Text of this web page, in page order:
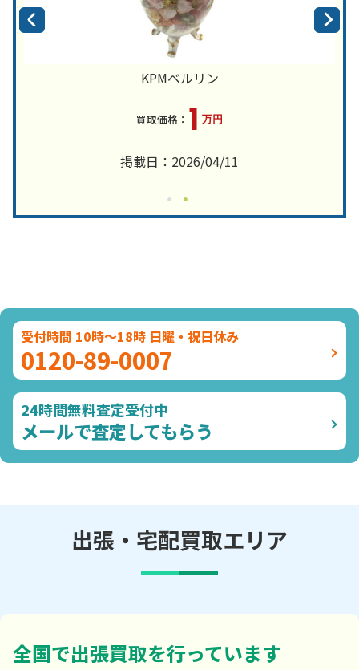
KPMベルリン
1 万円
掲載日：2026/04/11
受付時間 10時～18時 日曜・祝日休み
0120-89-0007
24時間無料査定受付中
メールで査定してもらう
出張・宅配買取エリア
全国で出張買取を行っています